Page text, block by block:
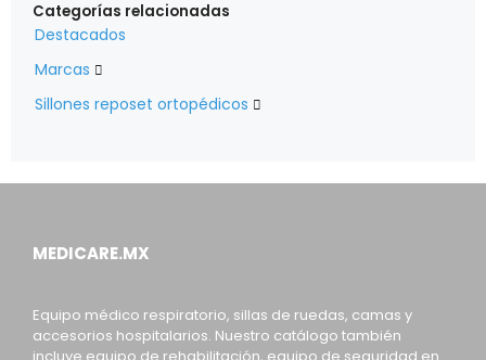
Categorías relacionadas
Destacados
Marcas 
Sillones reposet ortopédicos 
MEDICARE.MX
Equipo médico respiratorio, sillas de ruedas, camas y
accesorios hospitalarios. Nuestro catálogo también